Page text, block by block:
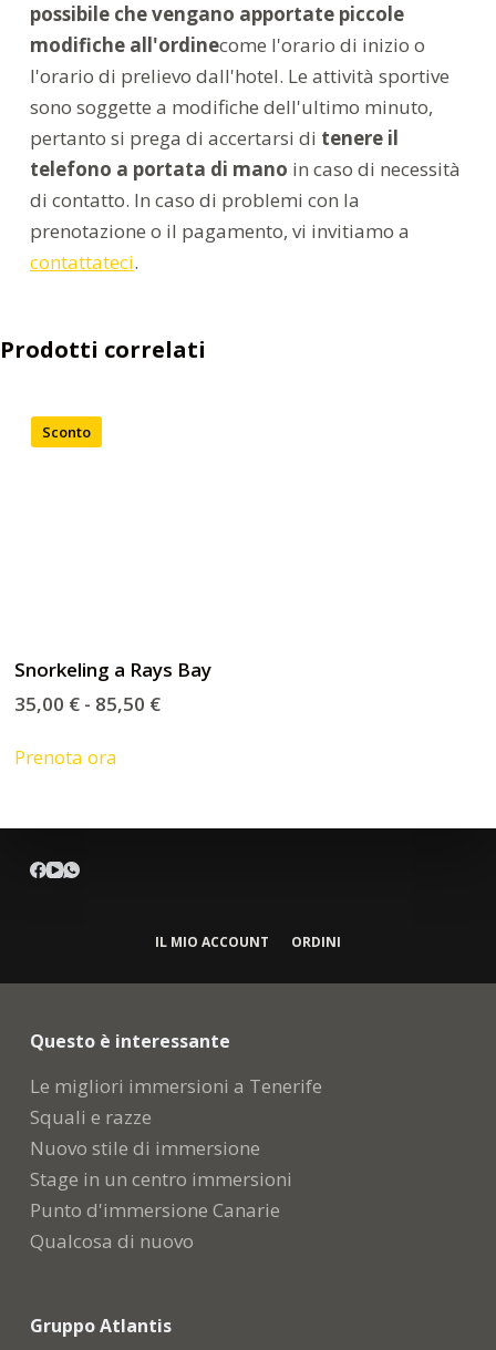
possibile che vengano apportate piccole
modifiche all'ordinecome l'orario di inizio o
l'orario di prelievo dall'hotel. Le attività sportive
sono soggette a modifiche dell'ultimo minuto,
pertanto si prega di accertarsi di tenere il
telefono a portata di mano in caso di necessità
di contatto. In caso di problemi con la
prenotazione o il pagamento, vi invitiamo a
contattateci.
Prodotti correlati
Sconto
Snorkeling a Rays Bay
35,00 € - 85,50 €
Prenota ora
IL MIO ACCOUNT ORDINI
Questo è interessante
Le migliori immersioni a Tenerife
Squali e razze
Nuovo stile di immersione
Stage in un centro immersioni
Punto d'immersione Canarie
Qualcosa di nuovo
Gruppo Atlantis